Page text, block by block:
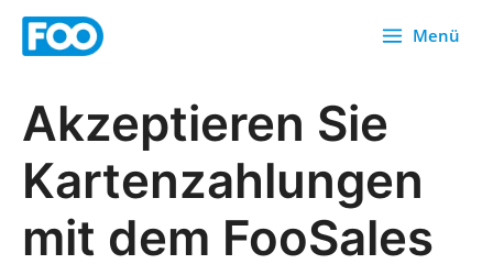
Zum
Inhalt
Menü
Akzeptieren Sie
Kartenzahlungen
mit dem FooSales